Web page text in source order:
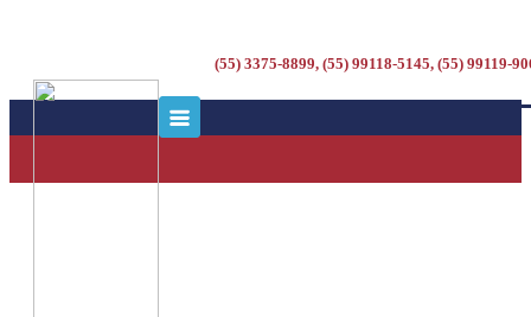
(55) 3375-8899, (55) 99118-5145, (55) 99119-